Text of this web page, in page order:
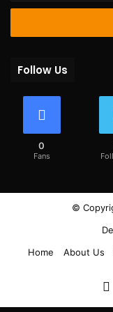
Email
Follow Us
0
Fans
©
Home
About Us